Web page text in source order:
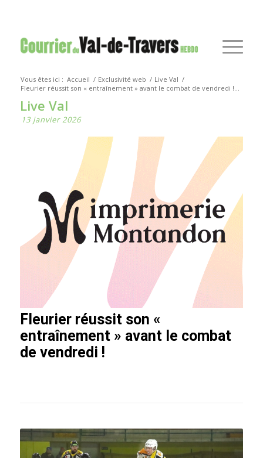
Vous êtes ici : Accueil / Exclusivité web / Live Val /
Fleurier réussit son « entraînement » avant le combat de vendredi !...
Live Val
13 janvier 2026
Fleurier réussit son «
entraînement » avant le combat
de vendredi !